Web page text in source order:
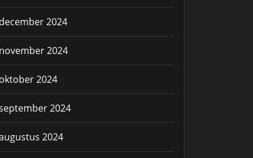
december 2024
november 2024
oktober 2024
2024
2024